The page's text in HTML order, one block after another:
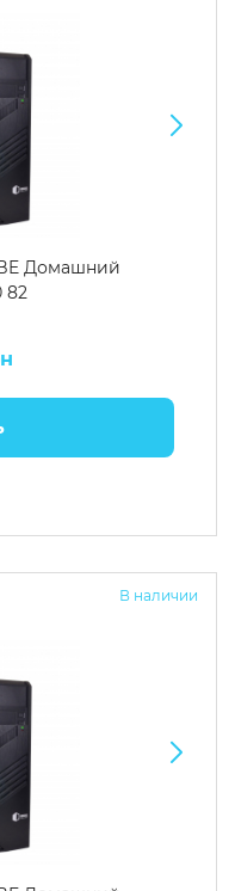
Домашний
82
В наличии